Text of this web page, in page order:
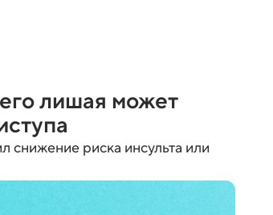
лишая может
снижение риска инсульта или